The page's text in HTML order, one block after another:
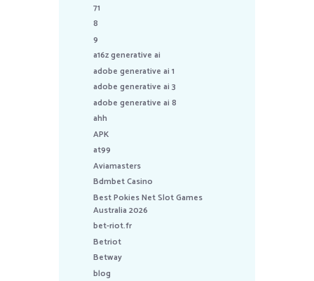
71
8
9
a16z generative ai
adobe generative ai 1
adobe generative ai 3
adobe generative ai 8
ahh
APK
at99
Aviamasters
Bdmbet Casino
Best Pokies Net Slot Games
Australia 2026
bet-riot.fr
Betriot
Betway
blog